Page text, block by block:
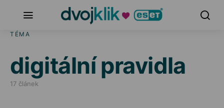
TÉMA
digitální pravidla
17 článek